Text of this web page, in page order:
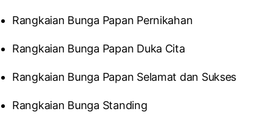
Rangkaian Bunga Papan Pernikahan
Rangkaian Bunga Papan Duka Cita
Rangkaian Bunga Papan Selamat dan Sukses
Rangkaian Bunga Standing